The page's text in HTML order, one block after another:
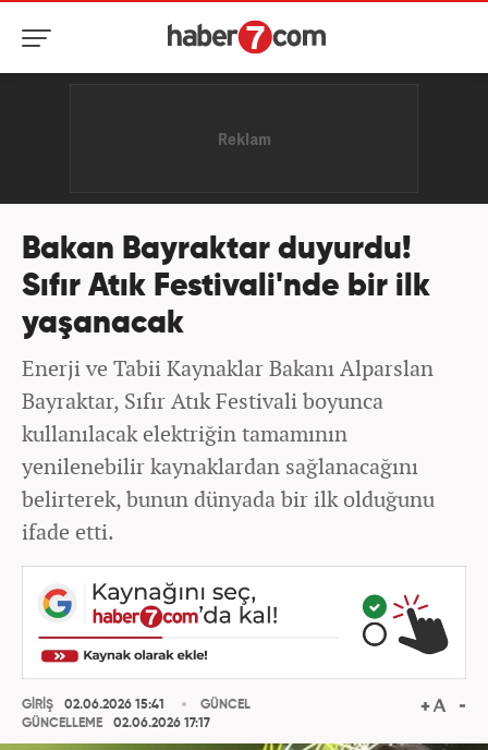
Bakan Bayraktar duyurdu!
Sıfır Atık Festivali'nde bir ilk
yaşanacak
Enerji ve Tabii Kaynaklar Bakanı Alparslan
Bayraktar, Sıfır Atık Festivali boyunca
kullanılacak elektriğin tamamının
yenilenebilir kaynaklardan sağlanacağını
belirterek, bunun dünyada bir ilk olduğunu
ifade etti.
GİRİŞ
02.06.2026 15:41
GÜNCELLEME
02.06.2026 17:17
GÜNCEL